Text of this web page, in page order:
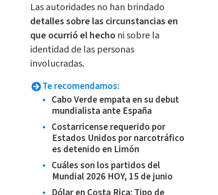
Las autoridades no han brindado
detalles sobre las circunstancias en
que ocurrió el hechoni sobre la
identidad de las personas
involucradas.
Te recomendamos:
Cabo Verde empata en su debut
mundialista ante España
Costarricense requerido por
Estados Unidos por narcotráfico
es detenido en Limón
Cuáles son los partidos del
Mundial 2026 HOY, 15 de junio